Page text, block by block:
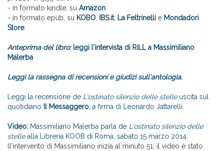
- in formato kindle, su Amazon
- in formato epub, su KOBO IBS.it, La Feltrinelli e Mondadori
Store.
Anteprima del libro: leggi l'intervista di RiLL a Massimiliano
Malerba
Leggi la rassegna di recensioni e giudizi sull'antologia.
Leggi la recensione de L'ostinato silenzio delle stelleuscita sul
quotidiano
Il Messaggero , a firma di Leonardo Jattarelli.
Video: Massimiliano Malerba parla de L'ostinato silenzio delle
stellealla Libreria KOOB di Roma, sabato 15 marzo 2014.
(l'intervento di Massimiliano inizia al minuto 51; il video è stato